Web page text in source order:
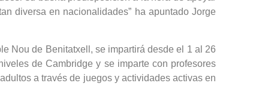
diversa en nacionalidades” ha apuntado Jorge
Nou de Benitatxell, se impartirá desde el 1 al 26
de Cambridge y se imparte con profesores
a través de juegos y actividades activas en